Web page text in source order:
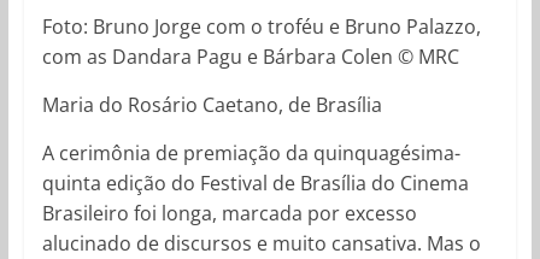
Foto: Bruno Jorge com o troféu e Bruno Palazzo,
com as Dandara Pagu e Bárbara Colen © MRC
Maria do Rosário Caetano, de Brasília
A cerimônia de premiação da quinquagésima-
quinta edição do Festival de Brasília do Cinema
Brasileiro foi longa, marcada por excesso
alucinado de discursos e muito cansativa. Mas o